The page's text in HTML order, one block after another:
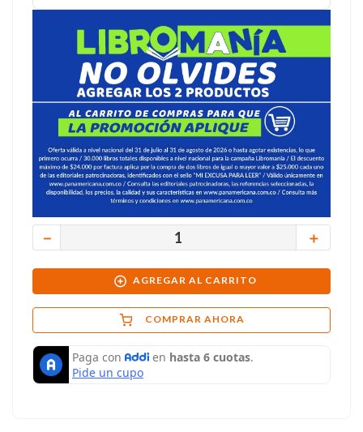
＋
－
AGREGAR AL CARRITO
COMPRAR AHORA